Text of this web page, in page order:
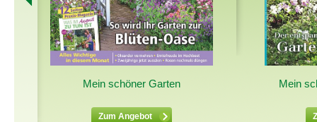
Mein schöner Garten
Zum Angebot
Mein